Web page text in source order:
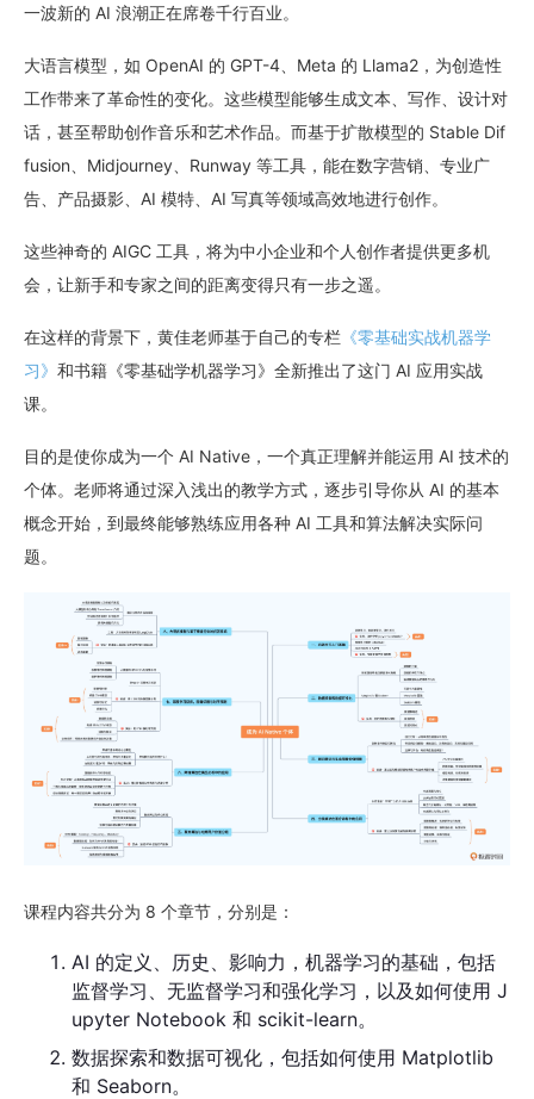
1 11｜分类算法：非常广泛的AI应用场景
34分7秒
第五章 · 聚类算法与电商用户价值分组
1 13｜理论：聚类算法的核心原理
19分52秒
2
第六章 · 降维算法在商品分析中的应用
1 15｜降维算法能用来做什么？
15分18秒
8分36秒
第七章 · 深度学习初探，图像识别与时序预测
1 17｜大数据和GPU时代的深度学习
47分41秒
2 18｜工具：Pytorch深度学习框架
3 19｜实战：用CNN网络做图像分类
31分41秒
4 20｜实战：用RNN做时序预测
33分16秒
一波新的 AI 浪潮正在席卷千行百业。
大语言模型，如 OpenAI 的 GPT-4、Meta 的 Llama2，为创造性
工作带来了革命性的变化。这些模型能够生成文本、写作、设计对
话，甚至帮助创作音乐和艺术作品。而基于扩散模型的 Stable Dif
fusion、Midjourney、Runway 等工具，能在数字营销、专业广
告、产品摄影、AI 模特、AI 写真等领域高效地进行创作。
这些神奇的 AIGC 工具，将为中小企业和个人创作者提供更多机
会，让新手和专家之间的距离变得只有一步之遥。
在这样的背景下，黄佳老师基于自己的专栏 《零基础实战机器学
习》 和书籍《零基础学机器学习》全新推出了这门 AI 应用实战
课。
目的是使你成为一个 AI Native，一个真正理解并能运用 AI 技术的
个体。老师将通过深入浅出的教学方式，逐步引导你从 AI 的基本
概念开始，到最终能够熟练应用各种 AI 工具和算法解决实际问
题。
课程内容共分为 8 个章节，分别是：
AI 的定义、历史、影响力，机器学习的基础，包括
监督学习、无监督学习和强化学习，以及如何使用 J
upyter Notebook 和 scikit-learn。
数据探索和数据可视化，包括如何使用 Matplotlib
和 Seaborn。